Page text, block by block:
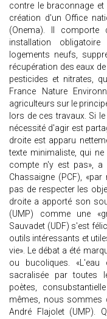
contre le braconnage
création d'un Office
(Onema). Il comporte
installation
logements neufs,
récupération des eaux
pesticides et nitrates,
France Nature
agriculteurs sur le
lors de ces travaux. Si
nécessité d'agir est
droite est apparu
texte minimaliste, qui ne
compte n'y est pas», a
Chassaigne (PCF),
pas de respecter les
droite a apporté son
(UMP) comme une
Sauvadet (UDF) s'est
outils intéressants et
vie». Le débat a été
ou bucoliques. «L'eau
sacralisée par toutes
poètes,
mêmes, nous sommes
André Flajolet (UMP).